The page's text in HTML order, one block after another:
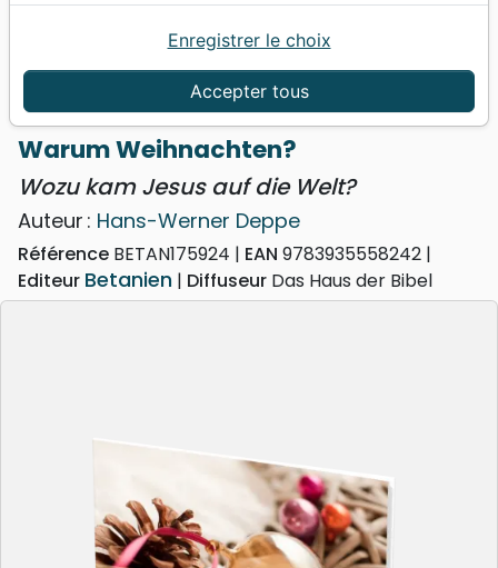
Fêtes chrétiennes
Warum Weihnachten? - Wozu kam Jesus auf die
Warum Weihnachten?
Wozu kam Jesus auf die Welt?
Auteur : Hans-Werner Deppe
Référence BETAN175924 EAN 9783935558242
Editeur Betanien Diffuseur Das Haus der Bibel
Accepter tous
Enregistrer le choix